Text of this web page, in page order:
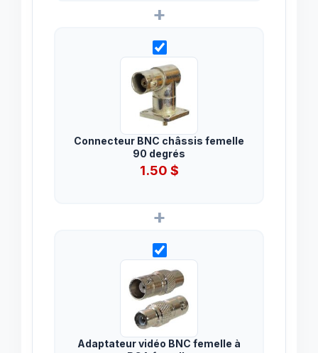
+
Connecteur BNC châssis femelle
90 degrés
1.50 $
+
Adaptateur vidéo BNC femelle à